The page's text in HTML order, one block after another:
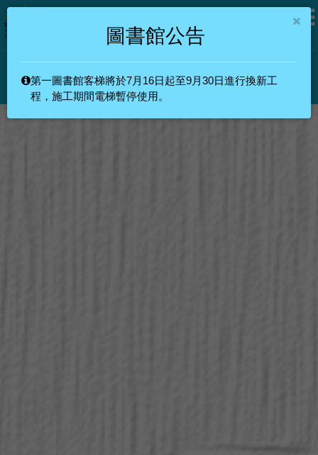
教職員 學生 校友
圖書館公告
第一圖書館客梯將於7月16日起至9月30日進行換新工
程，施工期間電梯暫停使用。